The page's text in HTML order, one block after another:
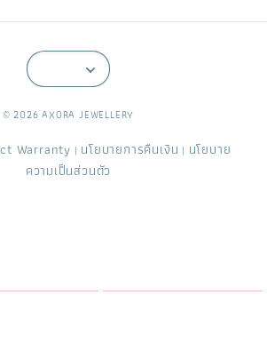
© 2026 AXORA JEWELLERY
Warranty | นโยบายการคืนเงิน | นโยบาย
ความเป็นส่วนตัว